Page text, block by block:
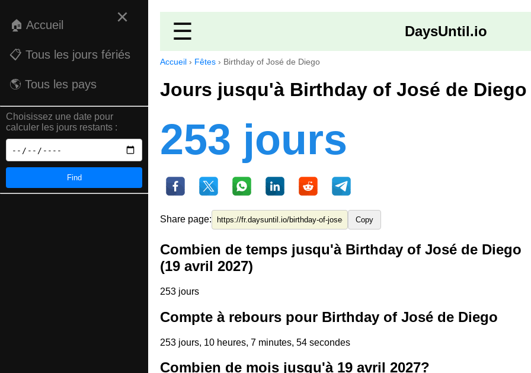
×
🏠 Accueil
📋 Tous les jours fériés
🌎 Tous les pays
Choisissez une date pour
calculer les jours restants :
Find
☰ DaysUntil.io
Accueil › Fêtes › Birthday of José de Diego
Jours jusqu'à Birthday of José de Diego
253 jours
Share page: Copy
Combien de temps jusqu'à Birthday of José de Diego
(19 avril 2027)
253 jours
Compte à rebours pour Birthday of José de Diego
253 jours, 10 heures, 7 minutes, 54 secondes
Combien de mois jusqu'à 19 avril 2027?